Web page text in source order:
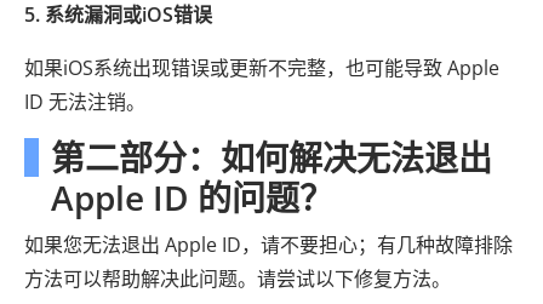
5. 系统漏洞或iOS错误
如果iOS系统出现错误或更新不完整，也可能导致 Apple
ID 无法注销。
第二部分：如何解决无法退出
Apple ID 的问题？
如果您无法退出 Apple ID，请不要担心；有几种故障排除
方法可以帮助解决此问题。请尝试以下修复方法。